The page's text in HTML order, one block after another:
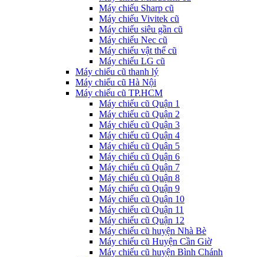
Máy chiếu Sharp cũ
Máy chiếu Vivitek cũ
Máy chiếu siêu gần cũ
Máy chiếu Nec cũ
Máy chiếu vật thể cũ
Máy chiếu LG cũ
Máy chiếu cũ thanh lý
Máy chiếu cũ Hà Nội
Máy chiếu cũ TP.HCM
Máy chiếu cũ Quận 1
Máy chiếu cũ Quận 2
Máy chiếu cũ Quận 3
Máy chiếu cũ Quận 4
Máy chiếu cũ Quận 5
Máy chiếu cũ Quận 6
Máy chiếu cũ Quận 7
Máy chiếu cũ Quận 8
Máy chiếu cũ Quận 9
Máy chiếu cũ Quận 10
Máy chiếu cũ Quận 11
Máy chiếu cũ Quận 12
Máy chiếu cũ huyện Nhà Bè
Máy chiếu cũ Huyện Cần Giờ
Máy chiếu cũ huyện Bình Chánh